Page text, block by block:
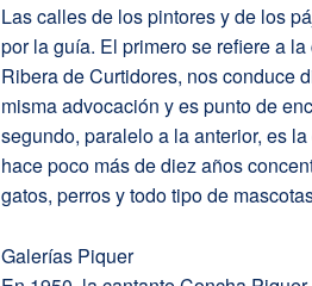
Las calles de los pintores y de los
por la guía. El primero se refiere a
Ribera de Curtidores, nos conduce
misma advocación y es punto de
segundo, paralelo a la anterior, es
hace poco más de diez años
gatos, perros y todo tipo de
Galerías Piquer